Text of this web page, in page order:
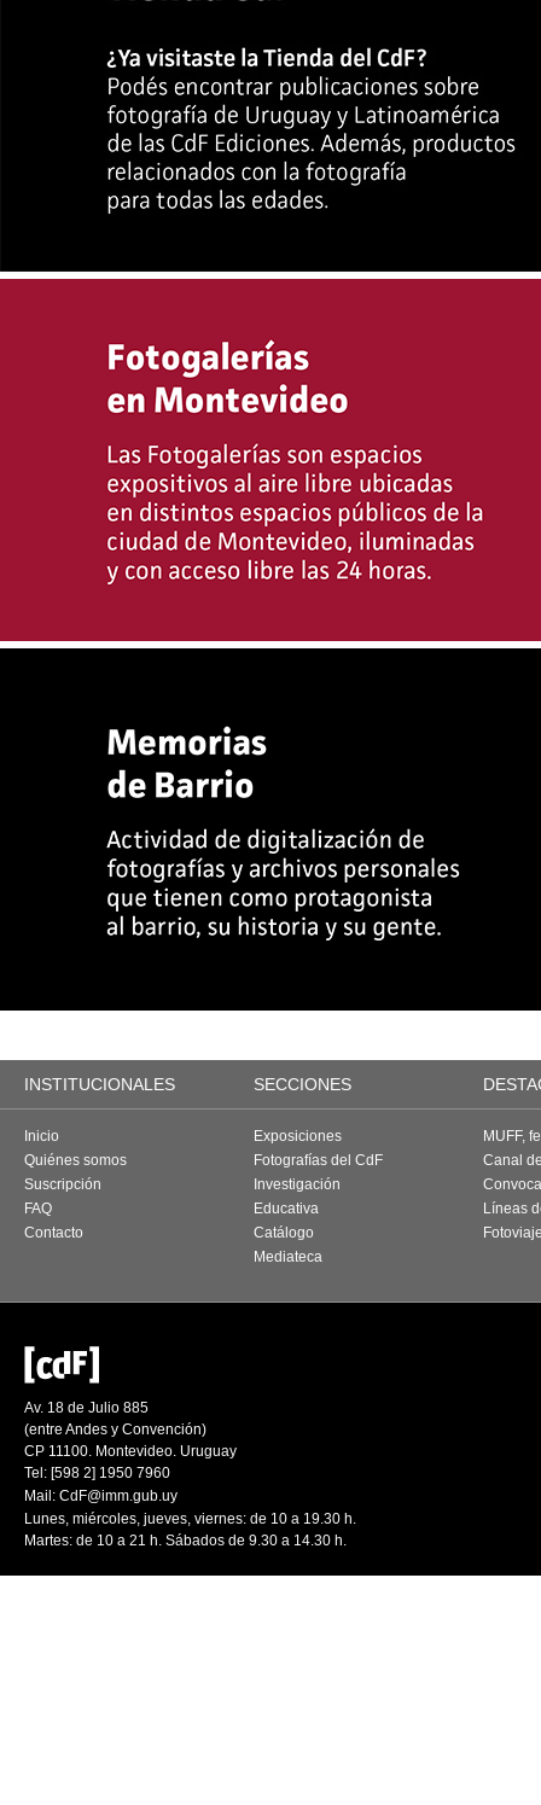
INSTITUCIONALES SECCIONES
Inicio
Quiénes somos
Suscripción
FAQ
Contacto
Exposiciones
Fotografías del CdF
Investigación
Educativa
Catálogo
Mediateca
MUFF,
Canal
Líneas
Av. 18 de Julio 885
(entre Andes y Convención)
CP 11100. Montevideo. Uruguay
Tel: [598 2] 1950 7960
Mail: CdF@imm.gub.uy
Lunes, miércoles, jueves, viernes: de 10 a 19.30 h.
Martes: de 10 a 21 h. Sábados de 9.30 a 14.30 h.